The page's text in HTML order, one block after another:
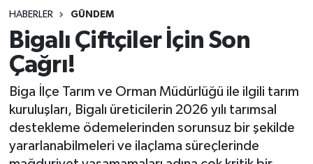
HABERLER GÜNDEM
Bigalı Çiftçiler İçin Son
Çağrı!
Biga İlçe Tarım ve Orman Müdürlüğü ile ilgili tarım
kuruluşları, Bigalı üreticilerin 2026 yılı tarımsal
destekleme ödemelerinden sorunsuz bir şekilde
yararlanabilmeleri ve ilaçlama süreçlerinde
Belediye
Dünya
Eğitim
Ekonomi
Genel
Tüm Manşetler
Son Dakika Haberleri
Haber Arşivi